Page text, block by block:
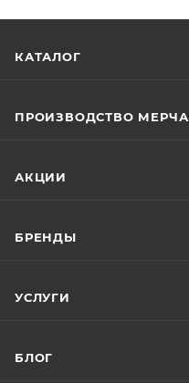
КАТАЛОГ
ПРОИЗВОДСТВО МЕРЧА
АКЦИИ
БРЕНДЫ
УСЛУГИ
БЛОГ